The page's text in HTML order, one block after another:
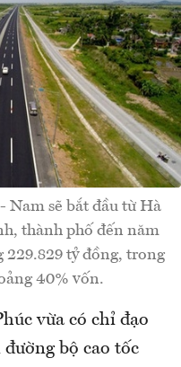
Nam sẽ bắt đầu từ Hà
thành phố đến năm
tỷ đồng, trong
40% vốn.
vừa có chỉ đạo
bộ cao tốc